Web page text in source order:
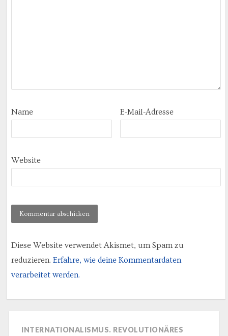
Name E-Mail-Adresse
Website
Diese Website verwendet Akismet, um Spam zu
reduzieren. Erfahre, wie deine Kommentardaten
verarbeitet werden.
INTERNATIONALISMUS. REVOLUTIONÄRES